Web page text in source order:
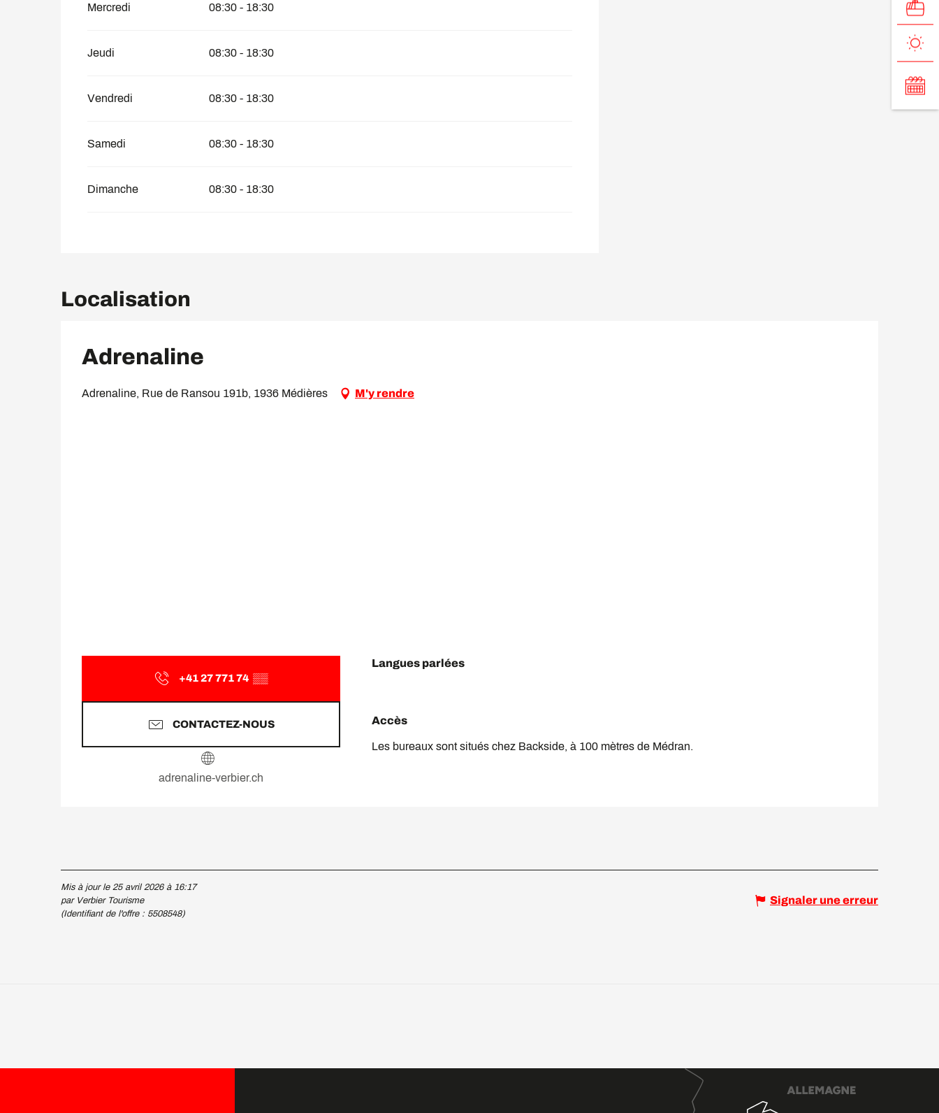
Mercredi 08:30 - 18:30
Jeudi 08:30 - 18:30
Vendredi 08:30 - 18:30
Samedi 08:30 - 18:30
Dimanche 08:30 - 18:30
Localisation
Adrenaline
Adrenaline, Rue de Ransou 191b, 1936 Médières M'y rendre
+41 27 771 74 ▒▒
CONTACTEZ-NOUS
adrenaline-verbier.ch
Langues parlées
Langues parlées
Accès
Accès
Les bureaux sont situés chez Backside, à 100 mètres de Médran.
Mis à jour le 25 avril 2026 à 16:17
par Verbier Tourisme
(Identifiant de l'offre : 5508548)
Signaler une erreur